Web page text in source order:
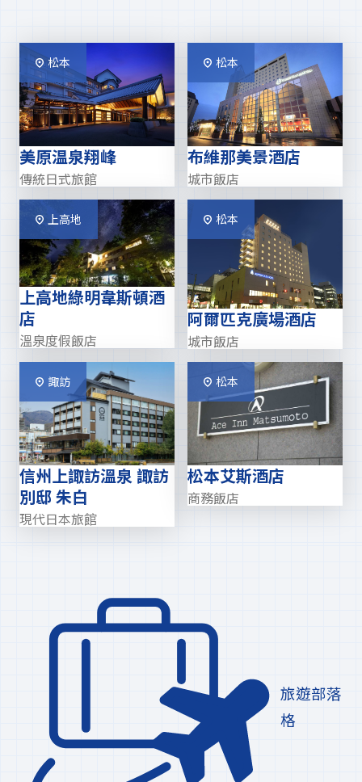
松本
美原温泉翔峰
傳統日式旅館
松本
布維那美景酒店
城市飯店
上高地
上高地綠明韋斯頓酒
店
溫泉度假飯店
松本
阿爾匹克廣場酒店
城市飯店
諏訪
信州上諏訪溫泉 諏訪
別邸 朱白
現代日本旅館
松本
松本艾斯酒店
商務飯店
旅遊部落
格